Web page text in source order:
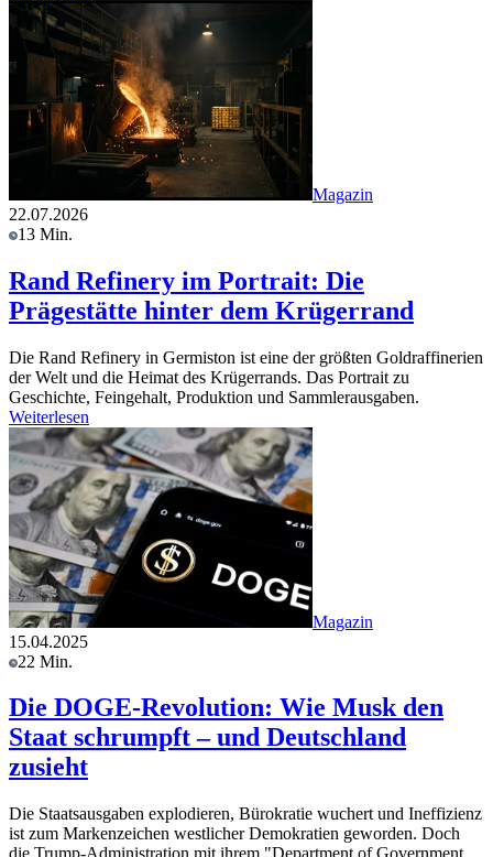
Magazin
22.07.2026
13 Min.
Rand Refinery im Portrait: Die
Prägestätte hinter dem Krügerrand
Die Rand Refinery in Germiston ist eine der größten Goldraffinerien
der Welt und die Heimat des Krügerrands. Das Portrait zu
Geschichte, Feingehalt, Produktion und Sammlerausgaben.
Weiterlesen
Magazin
15.04.2025
22 Min.
Die DOGE-Revolution: Wie Musk den
Staat schrumpft – und Deutschland
zusieht
Die Staatsausgaben explodieren, Bürokratie wuchert und Ineffizienz
ist zum Markenzeichen westlicher Demokratien geworden. Doch